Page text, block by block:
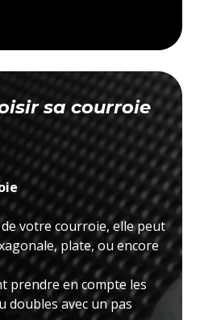
sa courroie
votre courroie, elle peut
plate, ou encore
prendre en compte les
doubles avec un pas